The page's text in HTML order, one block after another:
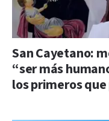
San Cayetano:
“ser más
los primeros